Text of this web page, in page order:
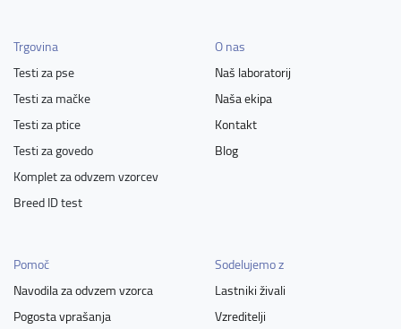
Trgovina
Testi za pse
Testi za mačke
Testi za ptice
Testi za govedo
Komplet za odvzem vzorcev
Breed ID test
O nas
Naš laboratorij
Naša ekipa
Kontakt
Blog
Pomoč
Navodila za odvzem vzorca
Pogosta vprašanja
Sodelujemo z
Lastniki živali
Vzreditelji